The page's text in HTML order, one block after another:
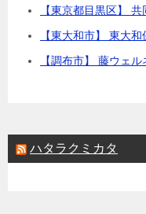
【東京都目黒区】
【東大和市】 東大和
【調布市】 藤ウェ
ハタラクミカタ